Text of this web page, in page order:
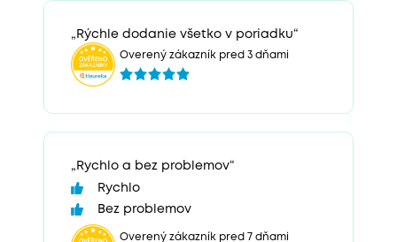
„Rýchle dodanie všetko v poriadku“
Overený zákazník pred 3 dňami
„Rychlo a bez problemov“
Rychlo
Bez problemov
Overený zákazník pred 7 dňami